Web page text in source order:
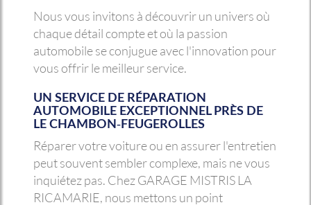
Nous vous invitons à découvrir un univers où
chaque détail compte et où la passion
automobile se conjugue avec l'innovation pour
vous offrir le meilleur service.
UN SERVICE DE RÉPARATION
AUTOMOBILE EXCEPTIONNEL PRÈS DE
LE CHAMBON-FEUGEROLLES
Réparer votre voiture ou en assurer l'entretien
peut souvent sembler complexe, mais ne vous
inquiétez pas. Chez GARAGE MISTRIS LA
RICAMARIE, nous mettons un point